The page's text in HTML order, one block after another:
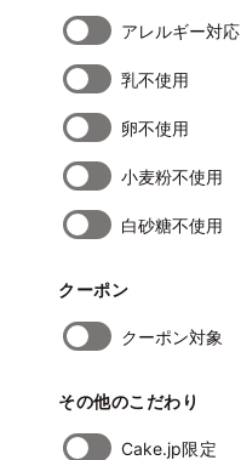
アレルギー対応
乳不使用
卵不使用
小麦粉不使用
白砂糖不使用
クーポン
クーポン対象
その他のこだわり
Cake.jp限定